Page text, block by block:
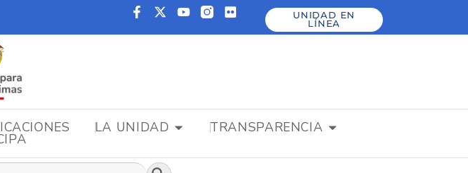
UNIDAD EN
LÍNEA
LA UNIDAD TRANSPARENCIA
Botón de búsqueda